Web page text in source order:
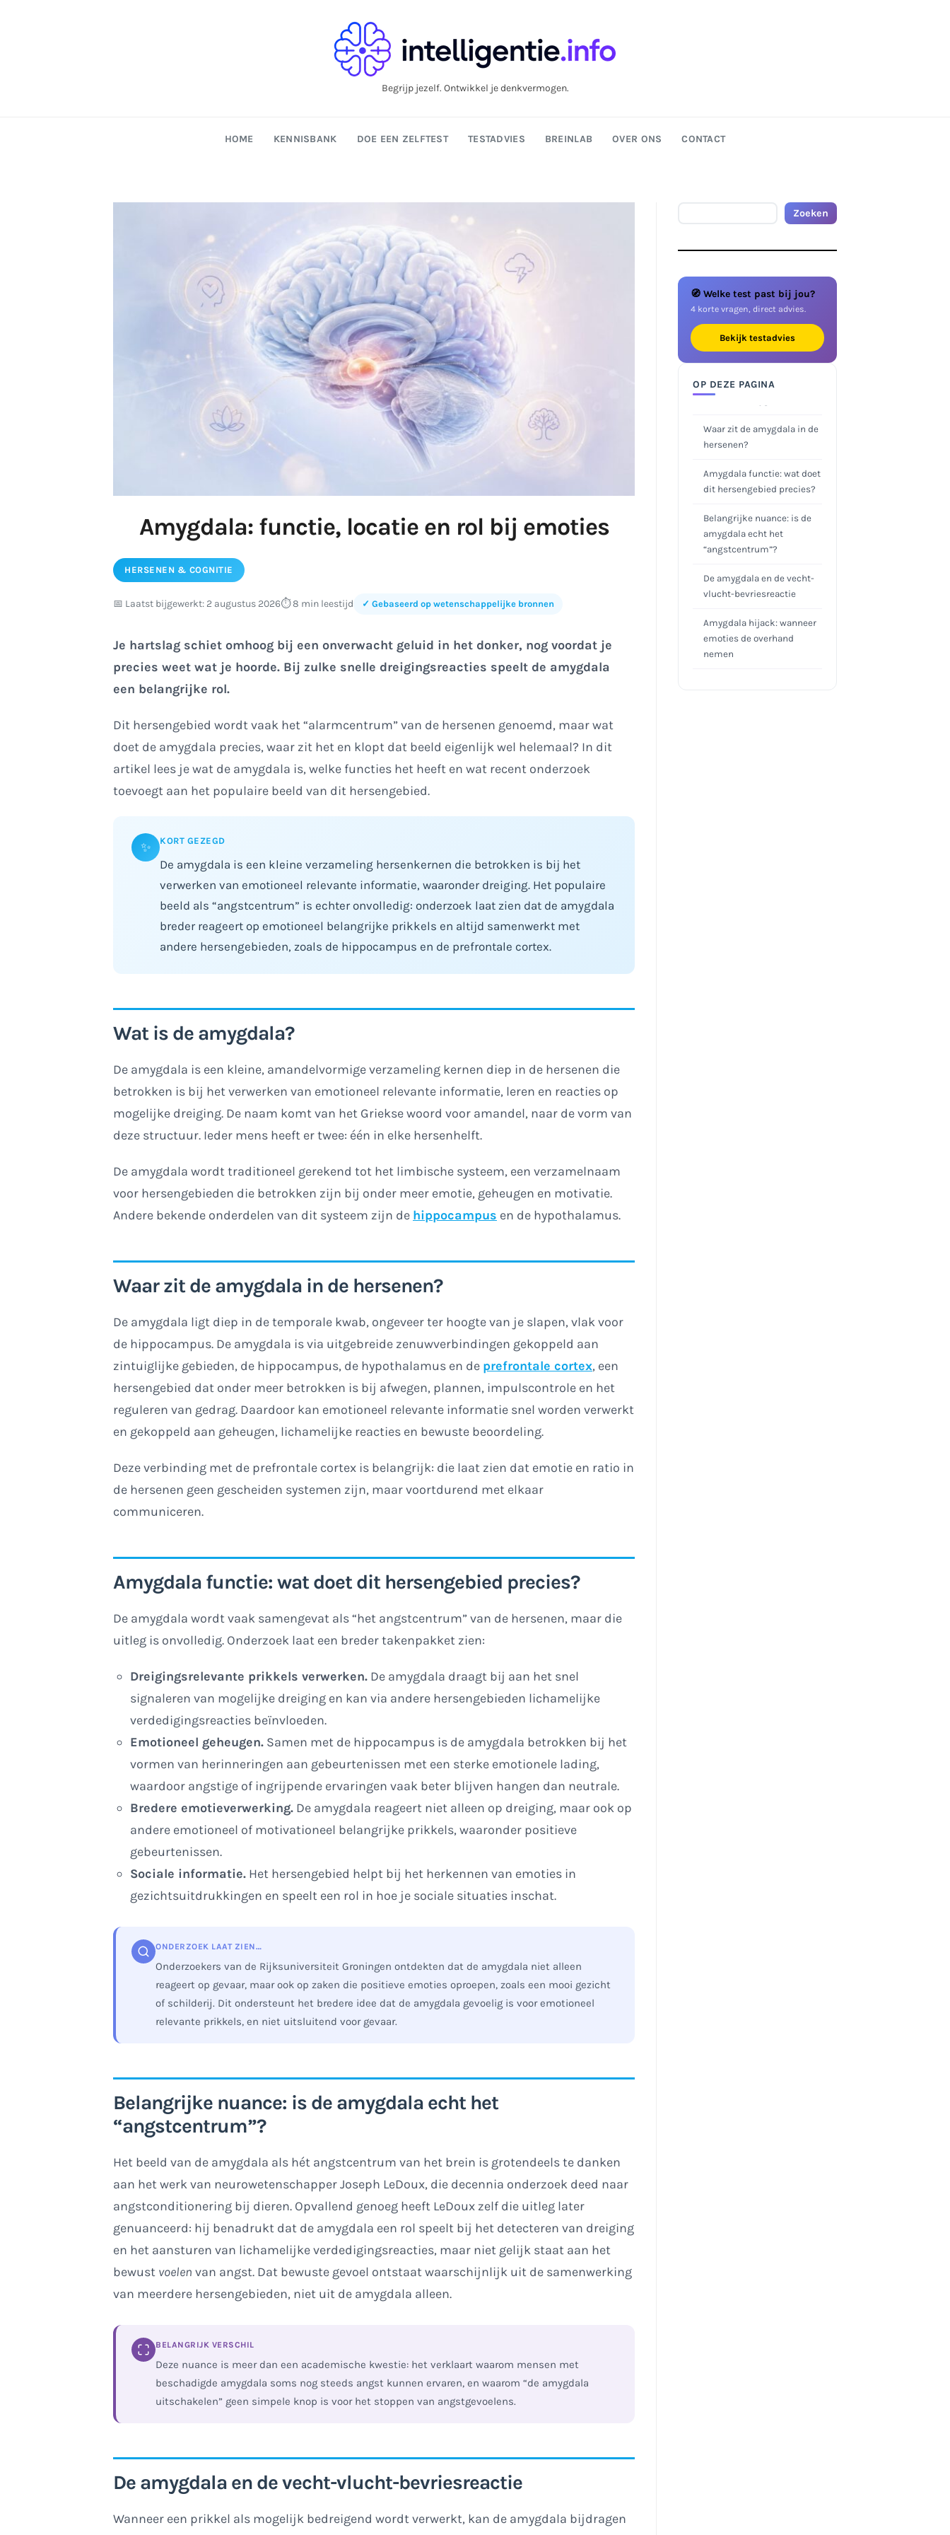
Begrijp jezelf. Ontwikkel je denkvermogen.
HOME KENNISBANK DOE EEN ZELFTEST TESTADVIES BREINLAB OVER ONS CONTACT
Amygdala: functie, locatie en rol bij emoties
HERSENEN & COGNITIE
📅 Laatst bijgewerkt: 2 augustus 2026⏱️ 8 min leestijd ✓ Gebaseerd op wetenschappelijke bronnen
Je hartslag schiet omhoog bij een onverwacht geluid in het donker, nog voordat je
precies weet wat je hoorde. Bij zulke snelle dreigingsreacties speelt de amygdala
een belangrijke rol.
Dit hersengebied wordt vaak het “alarmcentrum” van de hersenen genoemd, maar wat
doet de amygdala precies, waar zit het en klopt dat beeld eigenlijk wel helemaal? In dit
artikel lees je wat de amygdala is, welke functies het heeft en wat recent onderzoek
toevoegt aan het populaire beeld van dit hersengebied.
✨ KORT GEZEGD
De amygdala is een kleine verzameling hersenkernen die betrokken is bij het
verwerken van emotioneel relevante informatie, waaronder dreiging. Het populaire
beeld als “angstcentrum” is echter onvolledig: onderzoek laat zien dat de amygdala
breder reageert op emotioneel belangrijke prikkels en altijd samenwerkt met
andere hersengebieden, zoals de hippocampus en de prefrontale cortex.
Wat is de amygdala?
De amygdala is een kleine, amandelvormige verzameling kernen diep in de hersenen die
betrokken is bij het verwerken van emotioneel relevante informatie, leren en reacties op
mogelijke dreiging. De naam komt van het Griekse woord voor amandel, naar de vorm van
deze structuur. Ieder mens heeft er twee: één in elke hersenhelft.
De amygdala wordt traditioneel gerekend tot het limbische systeem, een verzamelnaam
voor hersengebieden die betrokken zijn bij onder meer emotie, geheugen en motivatie.
Andere bekende onderdelen van dit systeem zijn de hippocampus en de hypothalamus.
Waar zit de amygdala in de hersenen?
De amygdala ligt diep in de temporale kwab, ongeveer ter hoogte van je slapen, vlak voor
de hippocampus. De amygdala is via uitgebreide zenuwverbindingen gekoppeld aan
zintuiglijke gebieden, de hippocampus, de hypothalamus en de prefrontale cortex, een
hersengebied dat onder meer betrokken is bij afwegen, plannen, impulscontrole en het
reguleren van gedrag. Daardoor kan emotioneel relevante informatie snel worden verwerkt
en gekoppeld aan geheugen, lichamelijke reacties en bewuste beoordeling.
Deze verbinding met de prefrontale cortex is belangrijk: die laat zien dat emotie en ratio in
de hersenen geen gescheiden systemen zijn, maar voortdurend met elkaar
communiceren.
Amygdala functie: wat doet dit hersengebied precies?
De amygdala wordt vaak samengevat als “het angstcentrum” van de hersenen, maar die
uitleg is onvolledig. Onderzoek laat een breder takenpakket zien:
Dreigingsrelevante prikkels verwerken. De amygdala draagt bij aan het snel
signaleren van mogelijke dreiging en kan via andere hersengebieden lichamelijke
verdedigingsreacties beïnvloeden.
Emotioneel geheugen. Samen met de hippocampus is de amygdala betrokken bij het
vormen van herinneringen aan gebeurtenissen met een sterke emotionele lading,
waardoor angstige of ingrijpende ervaringen vaak beter blijven hangen dan neutrale.
Bredere emotieverwerking. De amygdala reageert niet alleen op dreiging, maar ook op
andere emotioneel of motivationeel belangrijke prikkels, waaronder positieve
gebeurtenissen.
Sociale informatie. Het hersengebied helpt bij het herkennen van emoties in
gezichtsuitdrukkingen en speelt een rol in hoe je sociale situaties inschat.
ONDERZOEK LAAT ZIEN…
Onderzoekers van de Rijksuniversiteit Groningen ontdekten dat de amygdala niet alleen
reageert op gevaar, maar ook op zaken die positieve emoties oproepen, zoals een mooi gezicht
of schilderij. Dit ondersteunt het bredere idee dat de amygdala gevoelig is voor emotioneel
relevante prikkels, en niet uitsluitend voor gevaar.
Belangrijke nuance: is de amygdala echt het
“angstcentrum”?
Het beeld van de amygdala als hét angstcentrum van het brein is grotendeels te danken
aan het werk van neurowetenschapper Joseph LeDoux, die decennia onderzoek deed naar
angstconditionering bij dieren. Opvallend genoeg heeft LeDoux zelf die uitleg later
genuanceerd: hij benadrukt dat de amygdala een rol speelt bij het detecteren van dreiging
en het aansturen van lichamelijke verdedigingsreacties, maar niet gelijk staat aan het
bewust voelen van angst. Dat bewuste gevoel ontstaat waarschijnlijk uit de samenwerking
van meerdere hersengebieden, niet uit de amygdala alleen.
BELANGRIJK VERSCHIL
Deze nuance is meer dan een academische kwestie: het verklaart waarom mensen met
beschadigde amygdala soms nog steeds angst kunnen ervaren, en waarom “de amygdala
uitschakelen” geen simpele knop is voor het stoppen van angstgevoelens.
De amygdala en de vecht-vlucht-bevriesreactie
Wanneer een prikkel als mogelijk bedreigend wordt verwerkt, kan de amygdala bijdragen
Zoeken
🧭 Welke test past bij jou?
4 korte vragen, direct advies.
Bekijk testadvies
OP DEZE PAGINA
Waar zit de amygdala in de
hersenen?
Amygdala functie: wat doet
dit hersengebied precies?
Belangrijke nuance: is de
amygdala echt het
“angstcentrum”?
De amygdala en de vecht-
vlucht-bevriesreactie
Amygdala hijack: wanneer
emoties de overhand
nemen